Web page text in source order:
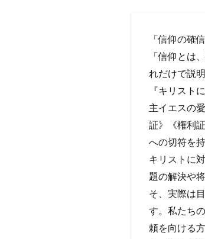
「信仰の確
「信仰とは
れだけで説
『キリスト
主イエスの
証》《権利
への切符を
キリストに
題の解決や
そ、実際は
す。私たち
頼を向ける